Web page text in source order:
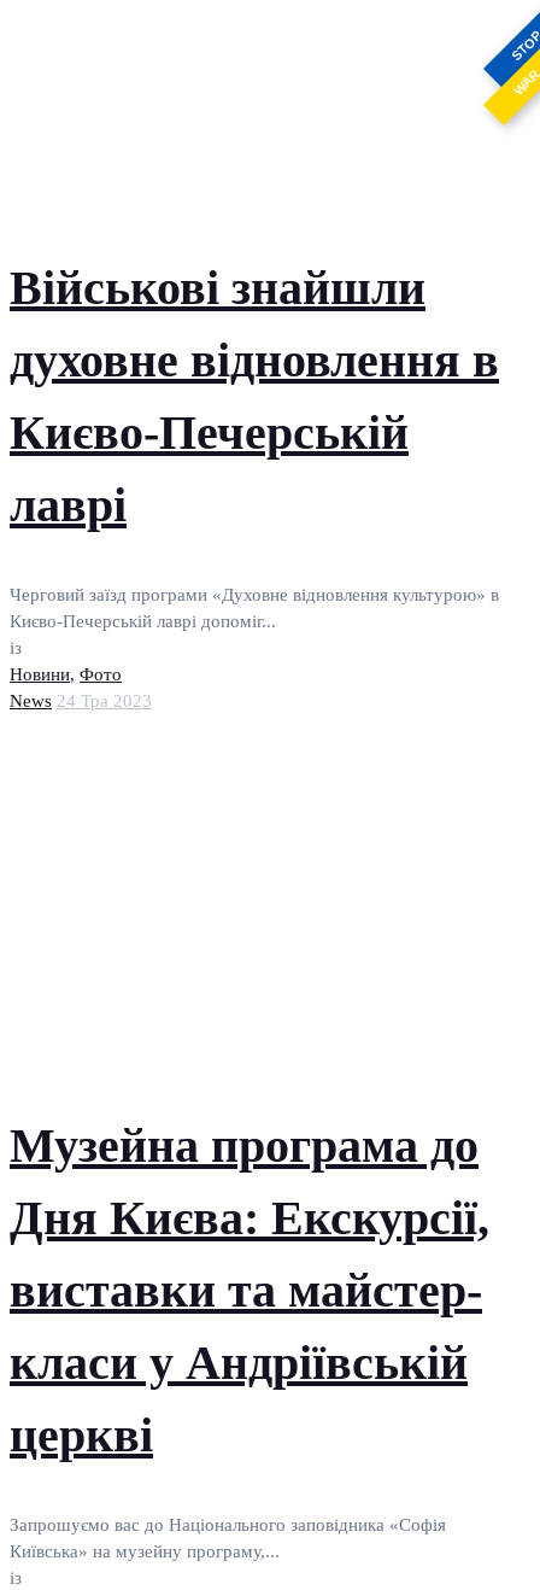
Військові знайшли
духовне відновлення в
Києво-Печерській
лаврі
Черговий заїзд програми «Духовне відновлення культурою» в
Києво-Печерській лаврі допоміг...
із
Новини, Фото
News 24 Тра 2023
Музейна програма до
Дня Києва: Екскурсії,
виставки та майстер-
класи у Андріївській
церкві
Запрошуємо вас до Національного заповідника «Софія
Київська» на музейну програму,...
із